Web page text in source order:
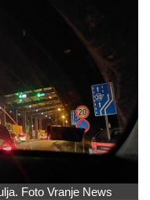
Foto Vranje News